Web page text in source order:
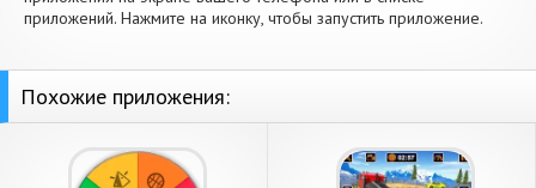
приложений. Нажмите на иконку, чтобы запустить приложение.
Похожие приложения: